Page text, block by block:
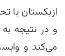
ازبکستان با
و در نتیجه
می‌کند و